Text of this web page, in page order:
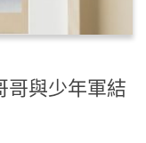
哥與少年軍結